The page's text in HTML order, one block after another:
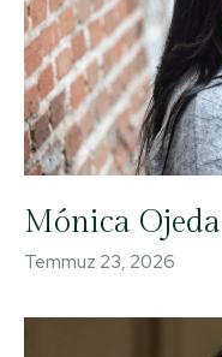
Mónica
Temmuz 23, 2026